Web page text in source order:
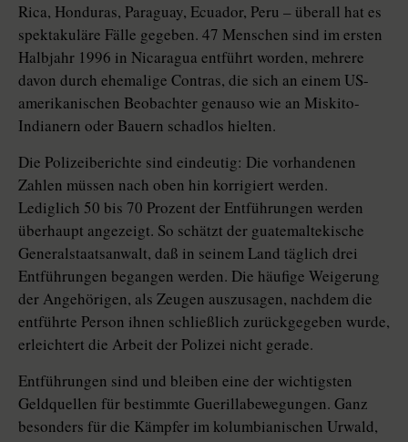
Rica, Honduras, Paraguay, Ecuador, Peru – überall hat es
spektakuläre Fälle gegeben. 47 Menschen sind im ersten
Halbjahr 1996 in Nicaragua entführt worden, mehrere
davon durch ehemalige Contras, die sich an einem US-
amerikanischen Beobachter genauso wie an Miskito-
Indianern oder Bauern schadlos hielten.
Die Polizeiberichte sind eindeutig: Die vorhandenen
Zahlen müssen nach oben hin korrigiert werden.
Lediglich 50 bis 70 Prozent der Entführungen werden
überhaupt angezeigt. So schätzt der guatemaltekische
Generalstaatsanwalt, daß in seinem Land täglich drei
Entführungen begangen werden. Die häufige Weigerung
der Angehörigen, als Zeugen auszusagen, nachdem die
entführte Person ihnen schließlich zurückgegeben wurde,
erleichtert die Arbeit der Polizei nicht gerade.
Entführungen sind und bleiben eine der wichtigsten
Geldquellen für bestimmte Guerillabewegungen. Ganz
besonders für die Kämpfer im kolumbianischen Urwald,